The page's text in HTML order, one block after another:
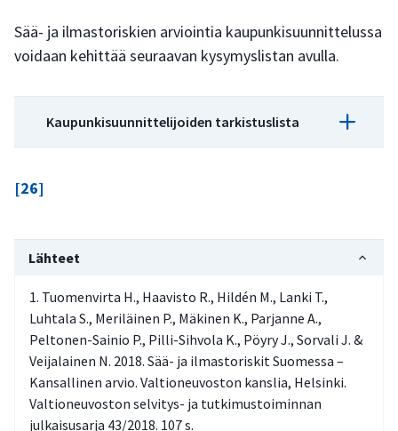
Sää- ja ilmastoriskien arviointia kaupunkisuunnittelussa
voidaan kehittää seuraavan kysymyslistan avulla.
Kaupunkisuunnittelijoiden tarkistuslista
Mitä ilmastoriskejä alueeseen keskeisesti
riskialttiit kohteet? Missä ne sijaitsevat?
Onko lisääntyvän sateisuuden,
kosteusolojen ja routaisuuden sekä
tuulisuuden vaikutukset huomioitu
rakenteissa ja maaperän kantavuudessa?
[26]
Lähteet
Tuomenvirta H., Haavisto R., Hildén M., Lanki T.,
Luhtala S., Meriläinen P., Mäkinen K., Parjanne A.,
Peltonen-Sainio P., Pilli-Sihvola K., Pöyry J., Sorvali J. &
Veijalainen N. 2018. Sää- ja ilmastoriskit Suomessa –
Kansallinen arvio. Valtioneuvoston kanslia, Helsinki.
Valtioneuvoston selvitys- ja tutkimustoiminnan
julkaisusarja 43/2018. 107 s.